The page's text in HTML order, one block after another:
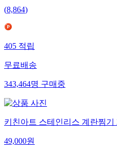
(8,864)
405 적립
무료배송
343,464명 구매중
키친아트 스테인리스 계란찜기
49,000원